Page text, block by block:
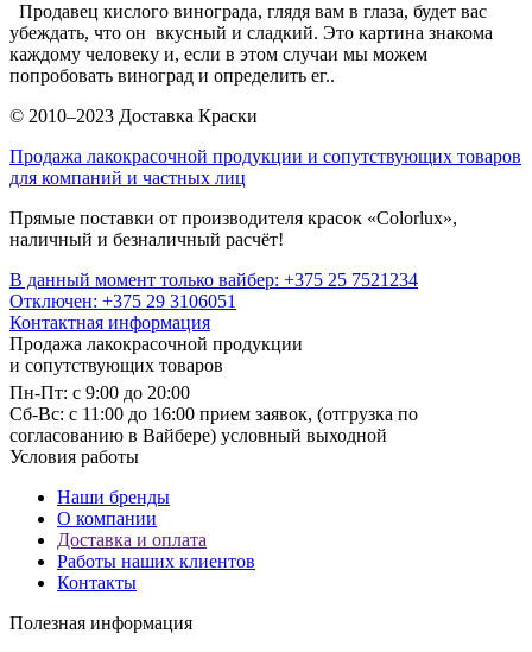
Продавец кислого винограда, глядя вам в глаза, будет вас
убеждать, что он вкусный и сладкий. Это картина знакома
каждому человеку и, если в этом случаи мы можем
попробовать виноград и определить ег..
© 2010–2023 Доставка Краски
Продажа лакокрасочной продукции и сопутствующих товаров
для компаний и частных лиц
Прямые поставки от производителя красок «Colorlux»,
наличный и безналичный расчёт!
В данный момент только вайбер: +375 25 7521234
Отключен: +375 29 3106051
Контактная информация
Продажа лакокрасочной продукции
и сопутствующих товаров
Пн-Пт: с 9:00 до 20:00
Cб-Вс: с 11:00 до 16:00 прием заявок, (отгрузка по
согласованию в Вайбере) условный выходной
Условия работы
Наши бренды
О компании
Доставка и оплата
Работы наших клиентов
Контакты
Полезная информация